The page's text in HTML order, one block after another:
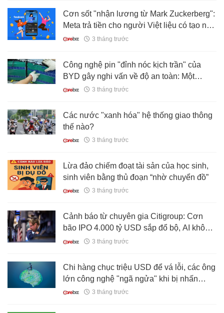
Cơn sốt "nhận lương từ Mark Zuckerberg":
Meta trả tiền cho người Việt liệu có tạo nên
làn sóng rác nội dung AI?
3 tháng trước
Công nghệ pin "đỉnh nóc kịch trần" của
BYD gây nghi vấn về độ an toàn: Một
nhóm người quyết định dùng cưa điện,
trả lời
3 tháng trước
Các nước "xanh hóa" hệ thống giao thông
thế nào?
3 tháng trước
Lừa đảo chiếm đoạt tài sản của học sinh,
sinh viên bằng thủ đoạn “nhờ chuyển đồ”
3 tháng trước
Cảnh báo từ chuyên gia Citigroup: Cơn
bão IPO 4.000 tỷ USD sắp đổ bộ, AI không
chỉ đốt tiền mà còn bức tử kỷ nguyên “khan
3 tháng trước
Chi hàng chục triệu USD để vá lỗi, các ông
lớn công nghệ "ngã ngửa" khi bị nhấn
chìm trong biển báo cáo rác từ AI
3 tháng trước